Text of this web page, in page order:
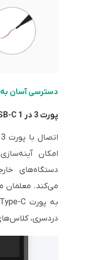
دسترسی آسان به
پورت 3 در 1 USB-C
امکان
می‌کند. معلمان
دردسری،